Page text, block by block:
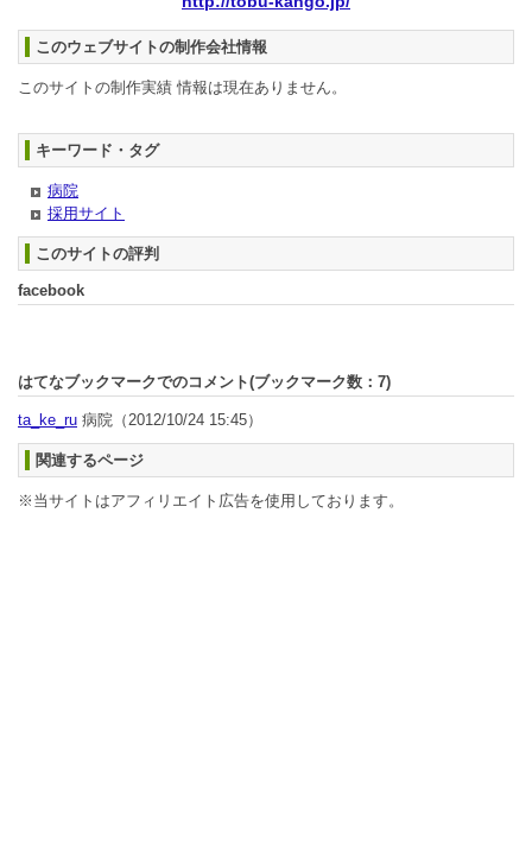
このウェブサイトの制作会社情報
このサイトの制作実績 情報は現在ありません。
キーワード・タグ
病院
採用サイト
このサイトの評判
facebook
はてなブックマークでのコメント(ブックマーク数： 7)
ta_ke_ru 病院 （2012/10/24 15:45）
関連するページ
※当サイトはアフィリエイト広告を使用しております。